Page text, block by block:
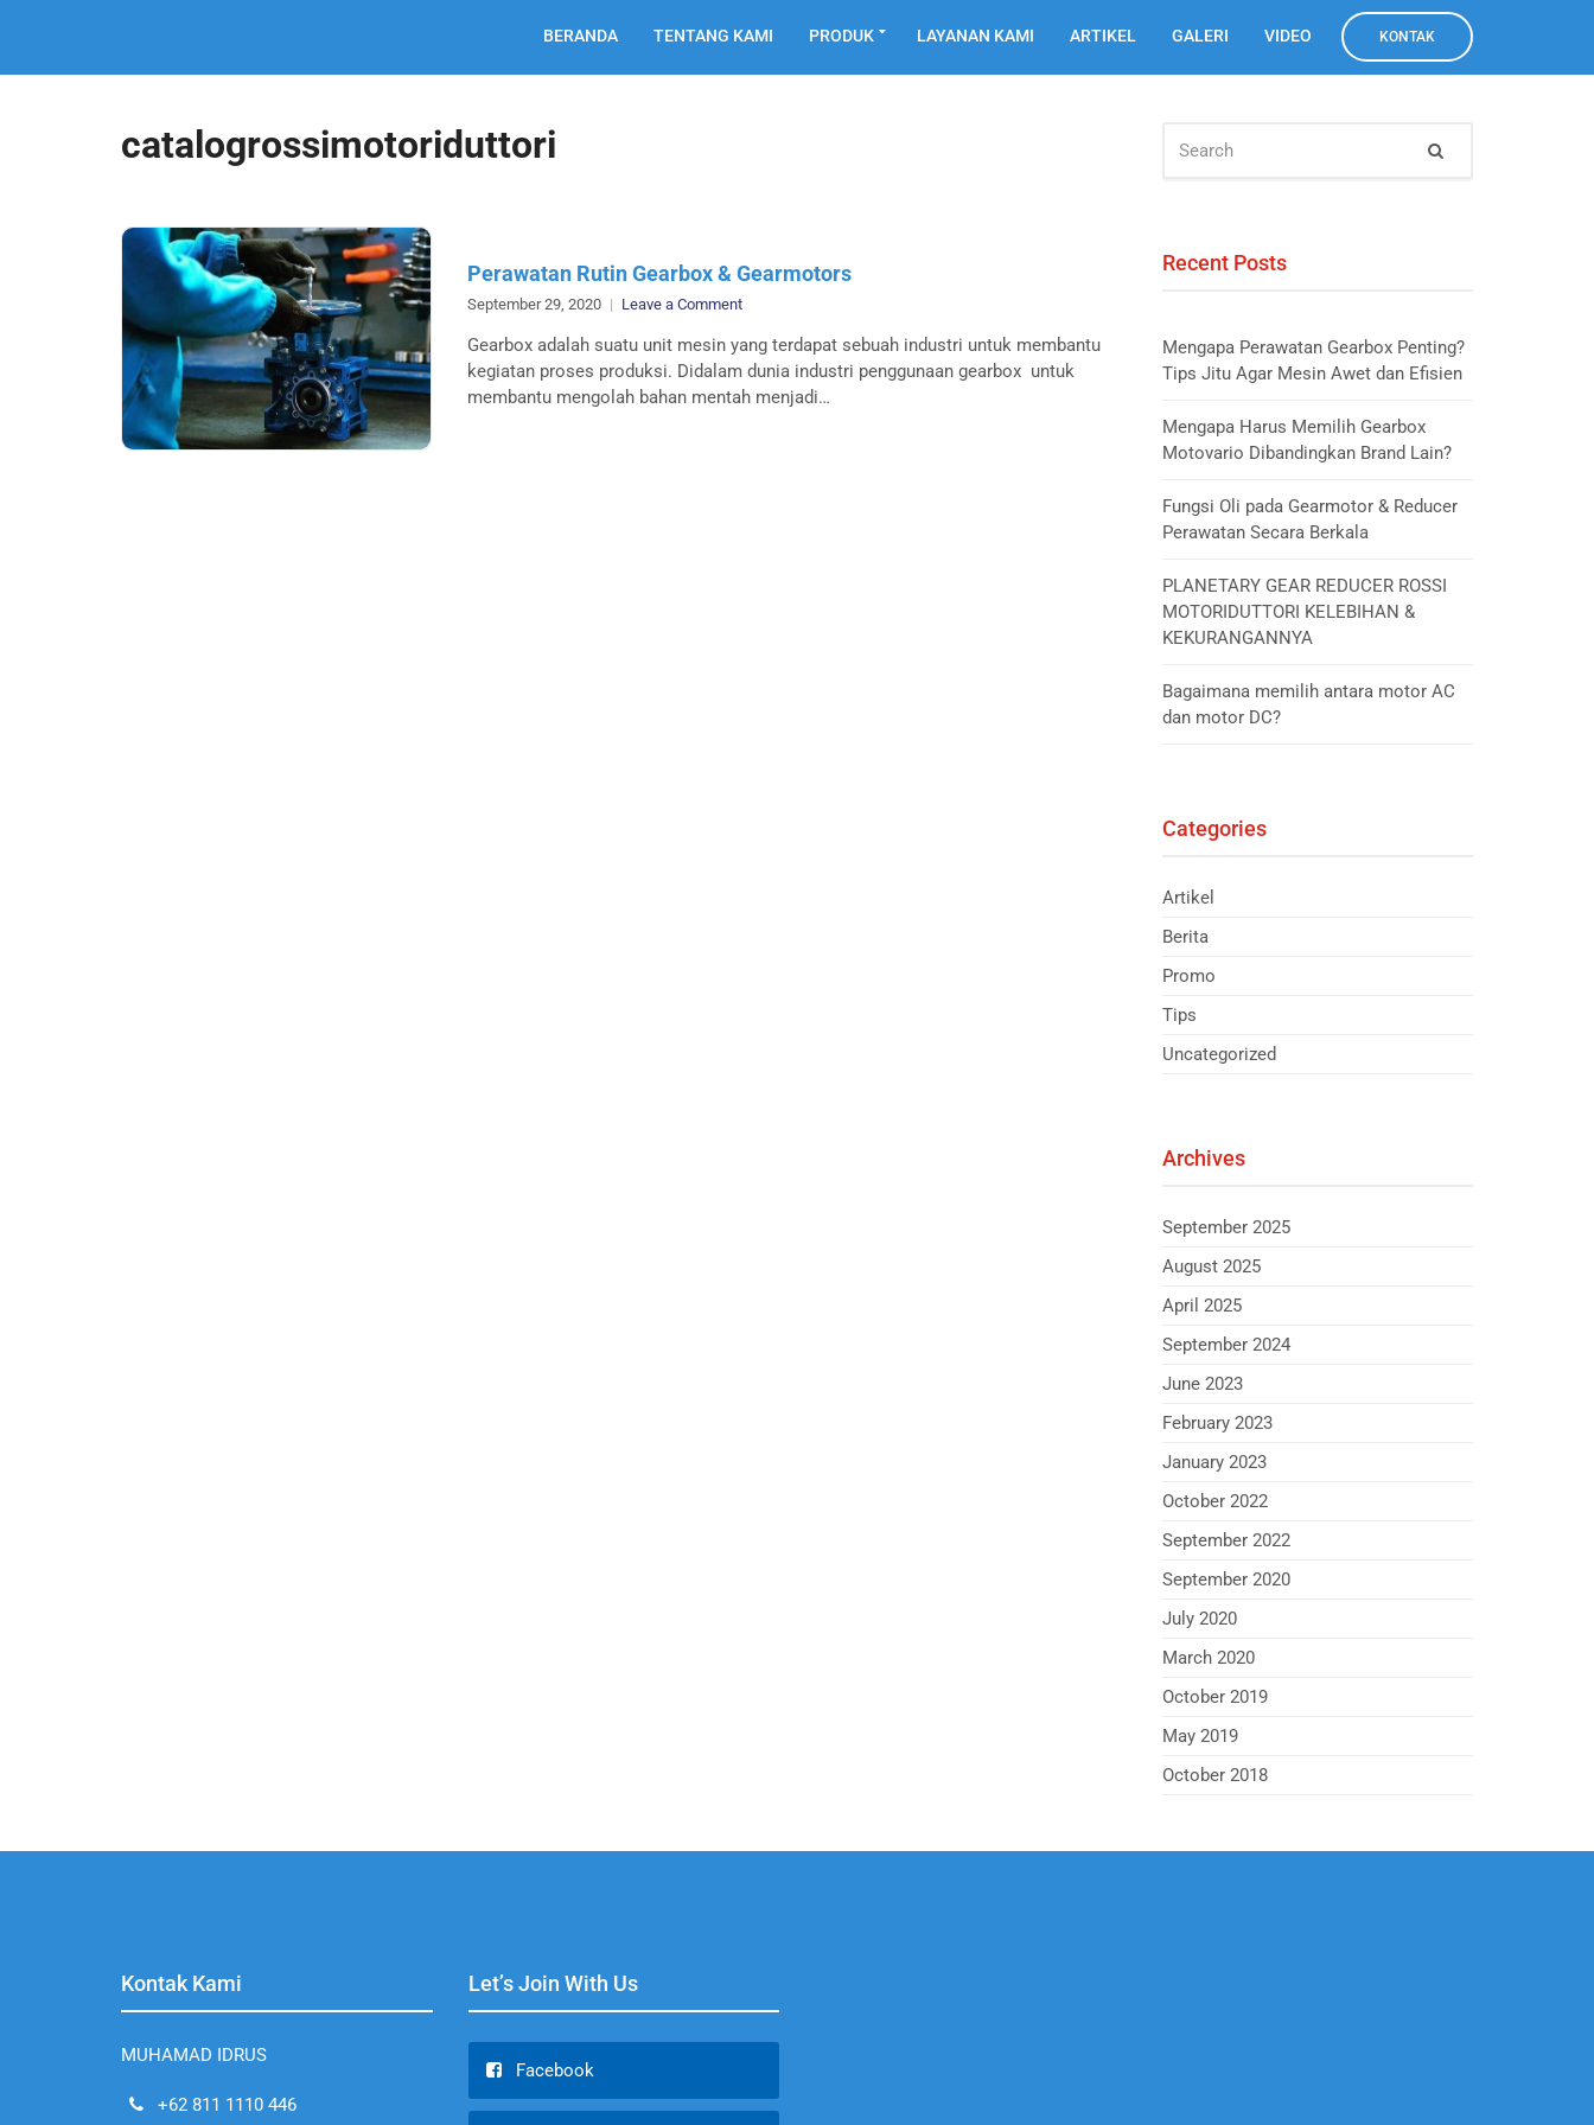
BERANDA TENTANG KAMI PRODUK LAYANAN KAMI ARTIKEL GALERI VIDEO KONTAK
catalogrossimotoriduttori
Perawatan Rutin Gearbox & Gearmotors
September 29, 2020 Leave a Commenton
Rutin
Gearbox
&
Gearbox adalah suatu unit mesin yang terdapat sebuah industri untuk membantu
kegiatan proses produksi. Didalam dunia industri penggunaan gearbox untuk
membantu mengolah bahan mentah menjadi…
FOR:
Recent Posts
Mengapa Perawatan Gearbox Penting?
Tips Jitu Agar Mesin Awet dan Efisien
Mengapa Harus Memilih Gearbox
Motovario Dibandingkan Brand Lain?
Fungsi Oli pada Gearmotor & Reducer
Perawatan Secara Berkala
PLANETARY GEAR REDUCER ROSSI
MOTORIDUTTORI KELEBIHAN &
KEKURANGANNYA
Bagaimana memilih antara motor AC
dan motor DC?
Categories
Artikel
Berita
Promo
Tips
Uncategorized
Archives
September 2025
August 2025
April 2025
September 2024
June 2023
February 2023
January 2023
October 2022
September 2022
September 2020
July 2020
March 2020
October 2019
May 2019
October 2018
Kontak Kami
MUHAMAD IDRUS
+62 811 1110 446
Let’s Join With Us
Facebook